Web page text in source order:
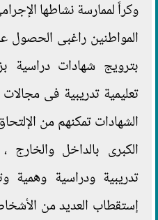
وكراً لممارسة نشاطها
المواطنين راغبى الحصول
بترويج شهادات دراسية
تعليمية تدريبية فى
الشهادات تمكنهم من
الكبرى بالداخل
تدريبية ودراسية
إستقطاب العديد من